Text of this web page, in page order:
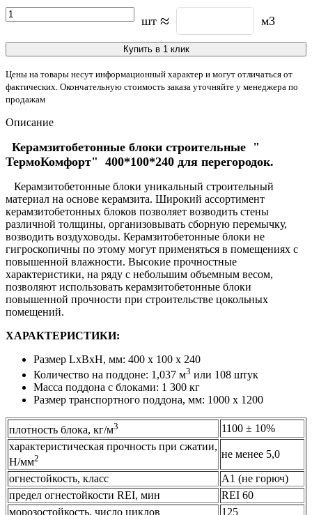
шт ≈ м3
Купить в 1 клик
Цены на товары несут информационный характер и могут отличаться от
фактических. Окончательную стоимость заказа уточняйте у менеджера по
продажам
Описание
Керамзитобетонные блоки строительные "
ТермоКомфорт" 400*100*240 для перегородок.
Керамзитобетонные блоки уникальный строительный
материал на основе керамзита. Широкий ассортимент
керамзитобетонных блоков позволяет возводить стены
различной толщины, организовывать сборную перемычку,
возводить воздуховоды. Керамзитобетонные блоки не
гигроскопичны по этому могут применяться в помещениях с
повышенной влажности. Высокие прочностные
характеристики, на ряду с небольшим объемным весом,
позволяют использовать керамзитобетонные блоки
повышенной прочности при строительстве цокольных
помещений.
ХАРАКТЕРИСТИКИ:
Размер LxBxH, мм: 400 х 100 х 240
Количество на поддоне: 1,037 м3 или 108 штук
Масса поддона с блоками: 1 300 кг
Размер транспортного поддона, мм: 1000 х 1200
плотность блока, кг/м3
1100 ± 10%
характеристическая прочность при сжатии,
Н/мм2 не менее 5,0
огнестойкость, класс
А1 (не горюч)
предел огнестойкости REI, мин
REI 60
морозостойкость, число циклов
125